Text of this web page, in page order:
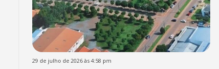
29 de julho de 2026 às 4:58 pm